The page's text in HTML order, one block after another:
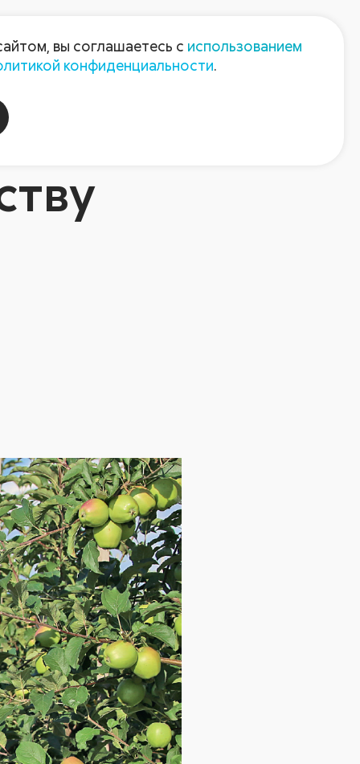
Пресс-центр Контакты
вы соглашаетесь с использованием
конфиденциальности.